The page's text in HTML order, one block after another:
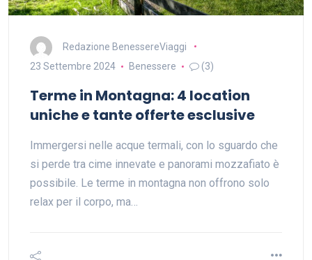
Redazione BenessereViaggi
23 Settembre 2024
Benessere (3)
Terme in Montagna: 4 location
uniche e tante offerte esclusive
Immergersi nelle acque termali, con lo sguardo che
si perde tra cime innevate e panorami mozzafiato è
possibile. Le terme in montagna non offrono solo
relax per il corpo, ma…